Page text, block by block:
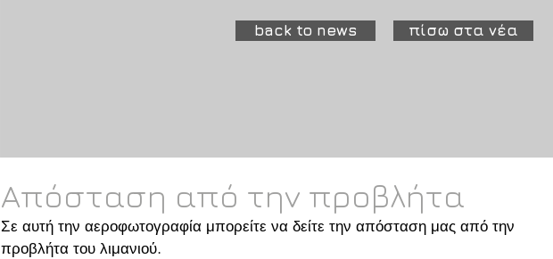
Απόσταση από την προβλήτα
Σε αυτή την αεροφωτογραφία μπορείτε να δείτε την απόσταση μας από την
προβλήτα του λιμανιού.
πίσω στα νέα
back to news